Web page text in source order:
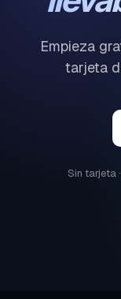
Empieza
tarjeta
Sin tarjeta